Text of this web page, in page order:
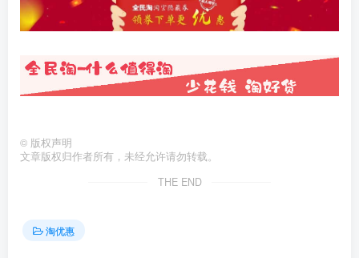
© 版权声明
文章版权归作者所有，未经允许请勿转载。
THE END
淘优惠